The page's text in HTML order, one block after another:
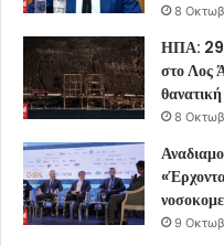
8
ΗΠΑ:
στο Λος
8
9